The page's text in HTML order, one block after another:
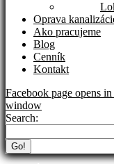
Oprava
Ako pracujeme
Blog
Cenník
Kontakt
Facebook page opens
window
Search: